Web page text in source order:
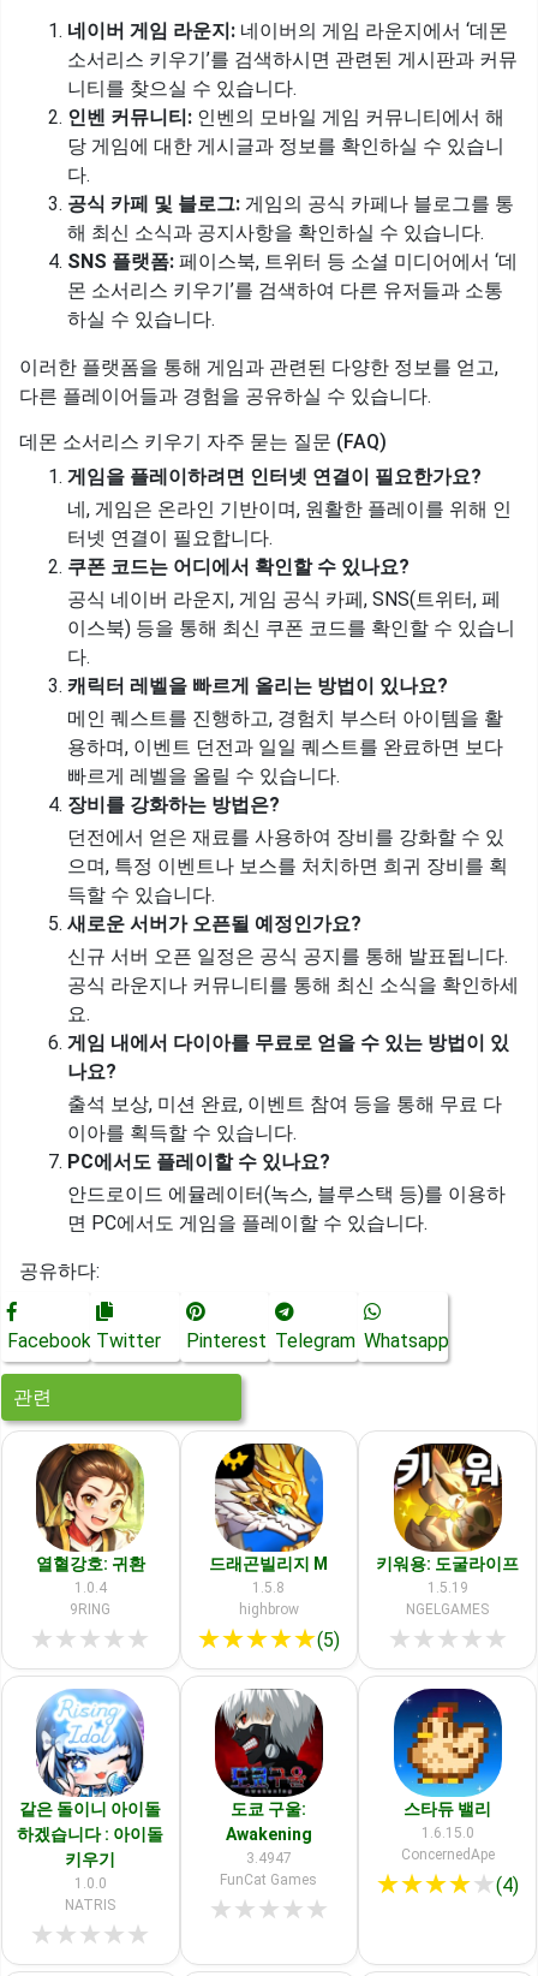
네이버 게임 라운지: 네이버의 게임 라운지에서 ‘데몬
소서리스 키우기’를 검색하시면 관련된 게시판과 커뮤
니티를 찾으실 수 있습니다.
인벤 커뮤니티: 인벤의 모바일 게임 커뮤니티에서 해
당 게임에 대한 게시글과 정보를 확인하실 수 있습니
다.
공식 카페 및 블로그: 게임의 공식 카페나 블로그를 통
해 최신 소식과 공지사항을 확인하실 수 있습니다.
SNS 플랫폼: 페이스북, 트위터 등 소셜 미디어에서 ‘데
몬 소서리스 키우기’를 검색하여 다른 유저들과 소통
하실 수 있습니다.
이러한 플랫폼을 통해 게임과 관련된 다양한 정보를 얻고,
다른 플레이어들과 경험을 공유하실 수 있습니다.
데몬 소서리스 키우기 자주 묻는 질문 (FAQ)
게임을 플레이하려면 인터넷 연결이 필요한가요?
네, 게임은 온라인 기반이며, 원활한 플레이를 위해 인
터넷 연결이 필요합니다.
쿠폰 코드는 어디에서 확인할 수 있나요?
공식 네이버 라운지, 게임 공식 카페, SNS(트위터, 페
이스북) 등을 통해 최신 쿠폰 코드를 확인할 수 있습니
다.
캐릭터 레벨을 빠르게 올리는 방법이 있나요?
메인 퀘스트를 진행하고, 경험치 부스터 아이템을 활
용하며, 이벤트 던전과 일일 퀘스트를 완료하면 보다
빠르게 레벨을 올릴 수 있습니다.
장비를 강화하는 방법은?
던전에서 얻은 재료를 사용하여 장비를 강화할 수 있
으며, 특정 이벤트나 보스를 처치하면 희귀 장비를 획
득할 수 있습니다.
새로운 서버가 오픈될 예정인가요?
신규 서버 오픈 일정은 공식 공지를 통해 발표됩니다.
공식 라운지나 커뮤니티를 통해 최신 소식을 확인하세
요.
게임 내에서 다이아를 무료로 얻을 수 있는 방법이 있
나요?
출석 보상, 미션 완료, 이벤트 참여 등을 통해 무료 다
이아를 획득할 수 있습니다.
PC에서도 플레이할 수 있나요?
안드로이드 에뮬레이터(녹스, 블루스택 등)를 이용하
면 PC에서도 게임을 플레이할 수 있습니다.
공유하다:
Facebook Twitter Pinterest Telegram Whatsapp
관련
열혈강호: 귀환
1.0.4
9RING
★★★★★
드래곤빌리지 M
1.5.8
highbrow
★★★★★(5)
키워용: 도굴라이프
1.5.19
NGELGAMES
★★★★★
같은 돌이니 아이돌
하겠습니다 : 아이돌
키우기
1.0.0
NATRIS
★★★★★
도쿄 구울:
Awakening
3.4947
FunCat Games
★★★★★
스타듀 밸리
1.6.15.0
ConcernedApe
★★★★★(4)